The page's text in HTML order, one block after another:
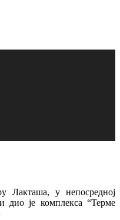
Лакташа, у непосредној
је комплекса “Терме